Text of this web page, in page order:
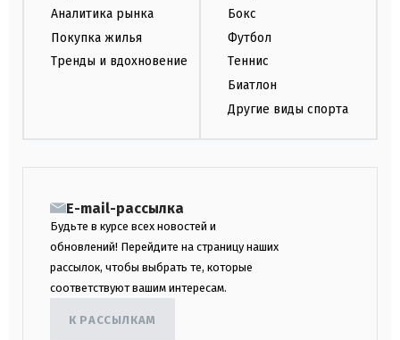
Аналитика рынка
Покупка жилья
Тренды и вдохновение
Бокс
Футбол
Теннис
Биатлон
Другие виды спорта
E-mail-рассылка
Будьте в курсе всех новостей и
обновлений! Перейдите на страницу наших
рассылок, чтобы выбрать те, которые
соответствуют вашим интересам.
К РАССЫЛКАМ